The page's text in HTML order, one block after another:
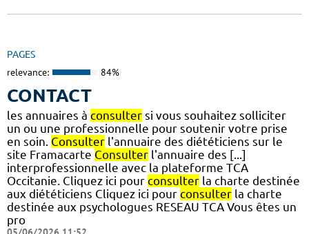
PAGES
relevance: 84%
CONTACT
les annuaires à consulter si vous souhaitez solliciter
un ou une professionnelle pour soutenir votre prise
en soin. Consulter l'annuaire des diététiciens sur le
site Framacarte Consulter l'annuaire des [...]
interprofessionnelle avec la plateforme TCA
Occitanie. Cliquez ici pour consulter la charte destinée
aux diététiciens Cliquez ici pour consulter la charte
destinée aux psychologues RESEAU TCA Vous êtes un
pro